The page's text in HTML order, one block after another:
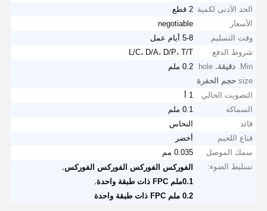
الحد الأدنى لكمية 2 قطع
الأسعار
negotiable
وقت التسليم
5-8 أيام عمل
شروط الدفع
L/C، D/A، D/P، T/T
Min.
دقيقة. hole
size حجم الحفرة
0.2 ملم
التصويت الحالي
1 أ
السماكة
0.1 ملم
قائد
النحاس
قناع اللحيم
أخضر
سمك الموصل
0.035 مم
تسليط الضوء:
الفوركس الفوركس الفوركس الفوركس
0.1ملم FPC ذات طبقة واحدة
0.2 ملم FPC ذات طبقة واحدة